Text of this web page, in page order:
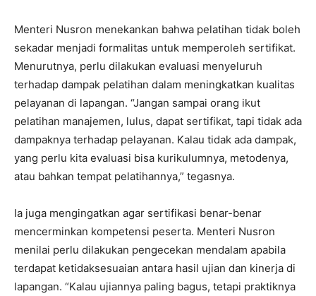
Menteri Nusron menekankan bahwa pelatihan tidak boleh
sekadar menjadi formalitas untuk memperoleh sertifikat.
Menurutnya, perlu dilakukan evaluasi menyeluruh
terhadap dampak pelatihan dalam meningkatkan kualitas
pelayanan di lapangan. “Jangan sampai orang ikut
pelatihan manajemen, lulus, dapat sertifikat, tapi tidak ada
dampaknya terhadap pelayanan. Kalau tidak ada dampak,
yang perlu kita evaluasi bisa kurikulumnya, metodenya,
atau bahkan tempat pelatihannya,” tegasnya.
Ia juga mengingatkan agar sertifikasi benar-benar
mencerminkan kompetensi peserta. Menteri Nusron
menilai perlu dilakukan pengecekan mendalam apabila
terdapat ketidaksesuaian antara hasil ujian dan kinerja di
lapangan. “Kalau ujiannya paling bagus, tetapi praktiknya